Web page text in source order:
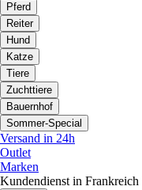
Pferd
Reiter
Hund
Katze
Tiere
Zuchttiere
Bauernhof
Sommer-Special
Versand in 24h
Outlet
Marken
Kundendienst in Frankreich